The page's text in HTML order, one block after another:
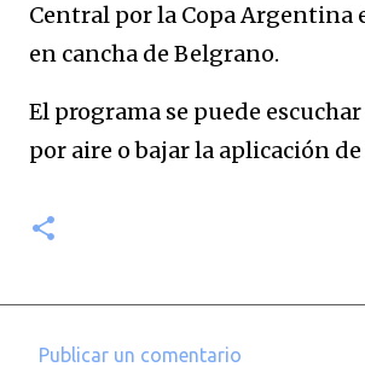
Central por la Copa Argentina
en cancha de Belgrano.
El programa se puede
por aire o bajar la aplicación
Publicar un comentario